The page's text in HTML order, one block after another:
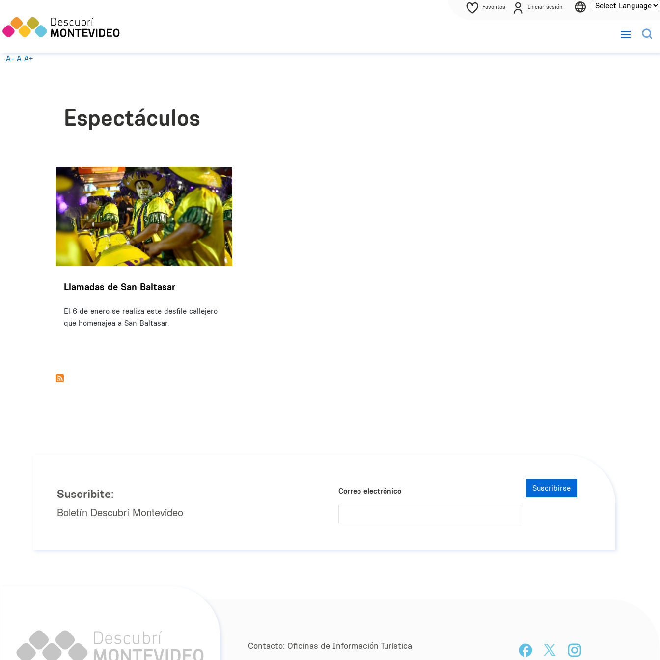
Favoritos Iniciar sesión
A- A A+
Espectáculos
Llamadas de San Baltasar
El 6 de enero se realiza este desfile callejero
que homenajea a San Baltasar.
Suscribite:
Boletín Descubrí Montevideo
Correo electrónico Suscribirse
Contacto: Oﬁcinas de Información Turística